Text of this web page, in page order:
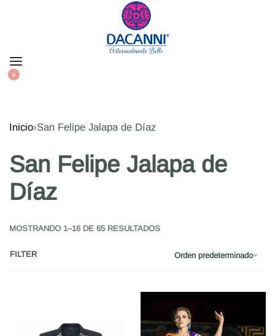
0
Inicio›San Felipe Jalapa de Díaz
San Felipe Jalapa de
Díaz
MOSTRANDO 1–16 DE 65 RESULTADOS
Orden predeterminado
FILTER